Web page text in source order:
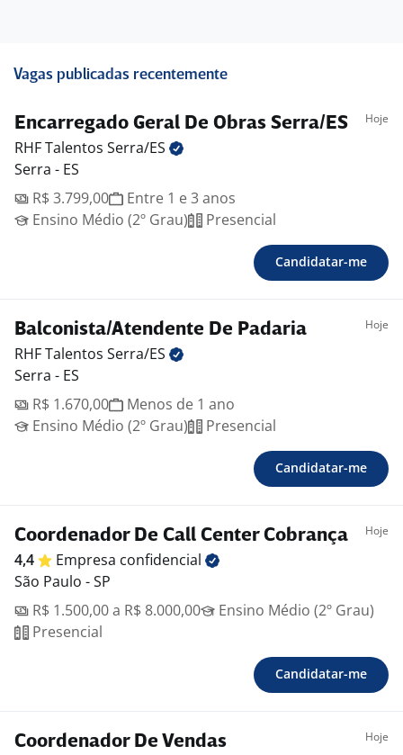
Vagas publicadas recentemente
Encarregado Geral De Obras Serra/ES Hoje
RHF Talentos Serra/ES
Serra - ES
R$ 3.799,00
Entre 1 e 3 anos
Ensino Médio (2º Grau)
Presencial
Candidatar-me
Balconista/Atendente De Padaria Hoje
RHF Talentos Serra/ES
Serra - ES
R$ 1.670,00
Menos de 1 ano
Ensino Médio (2º Grau)
Presencial
Candidatar-me
Coordenador De Call Center Cobrança Hoje
4,4 Empresa confidencial
São Paulo - SP
R$ 1.500,00 a R$ 8.000,00
Ensino Médio (2º Grau)
Presencial
Candidatar-me
Coordenador De Vendas Hoje